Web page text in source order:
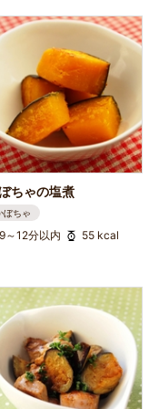
ちゃの塩煮
ぼちゃ
9～12分以内 55 kcal